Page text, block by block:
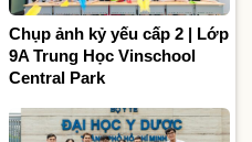
Chụp ảnh kỷ yếu cấp 2 | Lớp
9A Trung Học Vinschool
Central Park